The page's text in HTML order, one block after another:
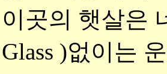
이곳의 햇살은
Glass )없이는